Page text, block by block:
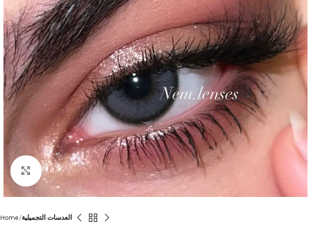
Click to enlarge
Home العدسات التجميلية